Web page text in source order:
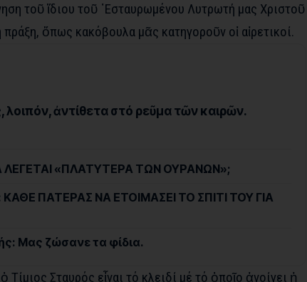
τοῦ ἴδιου τοῦ ᾽Εσταυρωμένου Λυτρωτή μας Χριστοῦ
πράξη, ὅπως κακόβουλα μᾶς κατηγοροῦν οἱ αἰρετικοί.
λοιπόν, ἀντίθετα στό ρεῦμα τῶν καιρῶν.
ΛΕΓΕΤΑΙ «ΠΛΑΤΥΤΕΡΑ ΤΩΝ ΟΥΡΑΝΩΝ»;
ΚΑΘΕ ΠΑΤΕΡΑΣ ΝΑ ΕΤΟΙΜΑΣΕΙ ΤΟ ΣΠΙΤΙ ΤΟΥ ΓΙΑ
Μας ζώσανε τα φίδια.
Τίμιος Σταυρός εἶναι τό κλειδί μέ τό ὁποῖο ἀνοίγει ἡ